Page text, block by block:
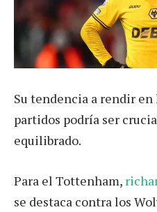
Su tendencia a rendir
partidos podría ser
equilibrado.
Para el Tottenham,
se destaca contra los